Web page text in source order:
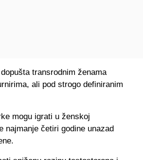
transrodnim ženama
ali pod strogo definiranim
mogu igrati u ženskoj
najmanje četiri godine unazad